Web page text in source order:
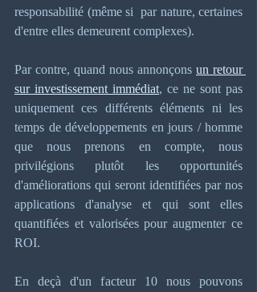
responsabilité (même si  par nature, certaines
d'entre elles demeurent complexes).
Par contre, quand nous annonçons un retour
sur investissement immédiat, ce ne sont pas
uniquement ces différents éléments ni les
temps de développements en jours / homme
que nous prenons en compte, nous
privilégions plutôt les opportunités
d'améliorations qui seront identifiées par nos
applications d'analyse et qui sont elles
quantifiées et valorisées pour augmenter ce
ROI.
En deçà d'un facteur 10 nous pouvons